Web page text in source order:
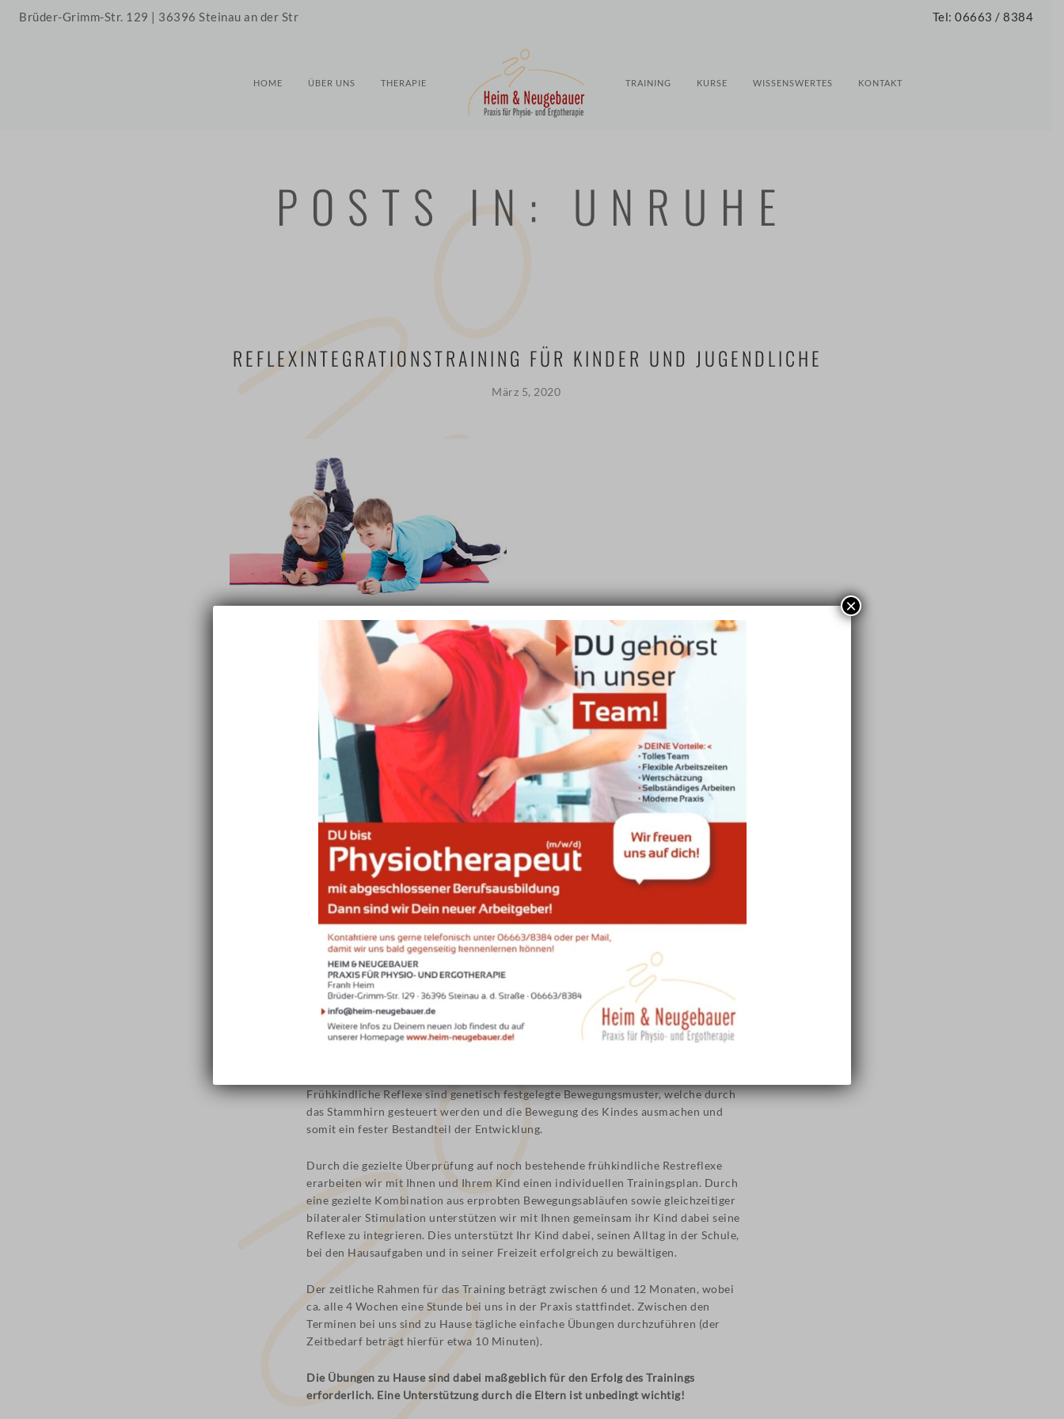
Brüder-Grimm-Str. 129 | 36396 Steinau an der Str Tel: 06663 / 8384
HOME ÜBER UNS THERAPIE TRAINING KURSE WISSENSWERTES KONTAKT
POSTS IN: UNRUHE
REFLEXINTEGRATIONSTRAINING FÜR KINDER UND JUGENDLICHE
März 5, 2020
Ein neues Angebot und somit eine weitere Option für jedes Vorschul- und
Schulkind in unserer Praxis ist das Reflexintegrationstraining.
Hierbei handelt es sich um ein hocheffizientes Bewegungsprogramm für Kinder mit
Lern- und Verhaltensproblemen in der Schule und im Alltag. Erfahrungsgemäß
beschäftigen die Eltern dieser Kinder folgende Themen:
Schwierigkeiten im flüssigen Lesen, Schreiben, Rechnen
z.B.: Wortverdrehungen
wie Baumstamm statt Stammbaum, (Ab-)Schreiben geht nur langsam, unleserliches
Schriftbild, Verwechslungen beim Rechnen wie 72 statt 27,…
Schwächen in der Feinmotorik und/oder Grobmotorik
z.B.: verkrampfte
Stifthaltung, ungeschickter Umgang mit Messer und Gabel,…
Unkonzentriertheitz.B.: Konzentration auf das Wesentliche ist nicht immer
möglich, schnelle Ablenkbarkeit,…
körperliche Unruhez.B.: rutsch und kippelt ständig auf dem Stuhl herum,
Sitzhaltung ist mehr „Liegen“,…
Ungeschicklichkeitz.B: „übersieht“ Hindernisse, stößt öfters an,
Koordinationsschwierigkeitenz.B.: keine Schuhbänder binden können, Mund- und
Zungenbewegungen beim Schreiben, kann keinen Purzelbaum auführen,…
Mögliche Ursachen für diese Probleme können noch aktive frühkindliche Reflexe
sein, die zu einem muskulären Ungleichgewicht führen und sich in den oben
Frühkindliche Reflexe sind genetisch festgelegte Bewegungsmuster, welche durch
das Stammhirn gesteuert werden und die Bewegung des Kindes ausmachen und
somit ein fester Bestandteil der Entwicklung.
Durch die gezielte Überprüfung auf noch bestehende frühkindliche Restreflexe
erarbeiten wir mit Ihnen und Ihrem Kind einen individuellen Trainingsplan. Durch
eine gezielte Kombination aus erprobten Bewegungsabläufen sowie gleichzeitiger
bilateraler Stimulation unterstützen wir mit Ihnen gemeinsam ihr Kind dabei seine
Reflexe zu integrieren. Dies unterstützt Ihr Kind dabei, seinen Alltag in der Schule,
bei den Hausaufgaben und in seiner Freizeit erfolgreich zu bewältigen.
Der zeitliche Rahmen für das Training beträgt zwischen 6 und 12 Monaten, wobei
ca. alle 4 Wochen eine Stunde bei uns in der Praxis stattfindet. Zwischen den
Terminen bei uns sind zu Hause tägliche einfache Übungen durchzuführen (der
Zeitbedarf beträgt hierfür etwa 10 Minuten).
Die Übungen zu Hause sind dabei maßgeblich für den Erfolg des Trainings
erforderlich. Eine Unterstützung durch die Eltern ist unbedingt wichtig!
×